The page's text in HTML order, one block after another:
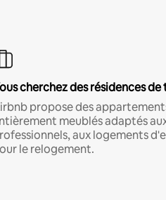
cherchez des résidences de
propose des
meublés adaptés
aux logements
le relogement.